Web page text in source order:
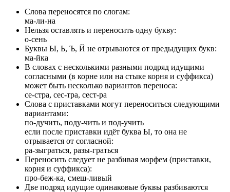
Слова переносятся по слогам:
ма-ли-на
Нельзя оставлять и переносить одну букву:
о-сень
Буквы Ы, Ь, Ъ, Й не отрываются от предыдущих букв:
ма-йка
В словах с несколькими разными подряд идущими
согласными (в корне или на стыке корня и суффикса)
может быть несколько вариантов переноса:
се-стра, сес-тра, сест-ра
Слова с приставками могут переноситься следующими
вариантами:
по-дучить, поду-чить и под-учить
если после приставки идёт буква Ы, то она не
отрывается от согласной:
ра-зыграться, разы-граться
Переносить следует не разбивая морфем (приставки,
корня и суффикса):
про-беж-ка, смеш-ливый
Две подряд идущие одинаковые буквы разбиваются